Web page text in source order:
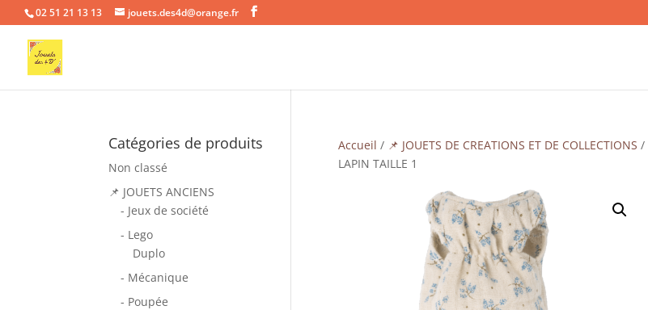
02 51 21 13 13 jouets.des4d@orange.fr
Accueil / 📌 JOUETS DE CREATIONS ET DE COLLECTIONS /
LAPIN TAILLE 1
Catégories de produits
Non classé
📌 JOUETS ANCIENS
- Jeux de société
- Lego
Duplo
- Mécanique
- Poupée